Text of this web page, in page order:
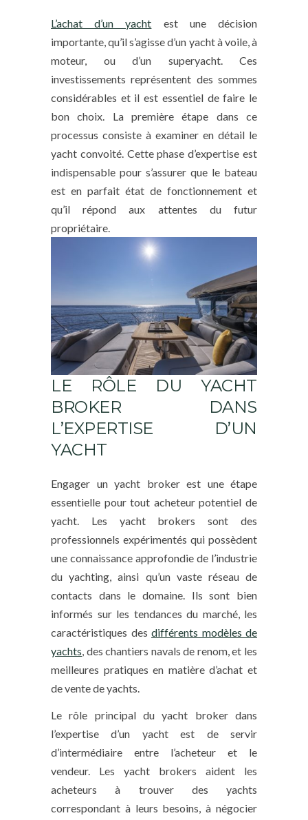
L’achat d’un yacht est une décision
importante, qu’il s’agisse d’un yacht à voile, à
moteur, ou d’un superyacht. Ces
investissements représentent des sommes
considérables et il est essentiel de faire le
bon choix. La première étape dans ce
processus consiste à examiner en détail le
yacht convoité. Cette phase d’expertise est
indispensable pour s’assurer que le bateau
est en parfait état de fonctionnement et
qu’il répond aux attentes du futur
propriétaire.
LE RÔLE DU YACHT
BROKER DANS
L’EXPERTISE D’UN
YACHT
Engager un yacht broker est une étape
essentielle pour tout acheteur potentiel de
yacht. Les yacht brokers sont des
professionnels expérimentés qui possèdent
une connaissance approfondie de l’industrie
du yachting, ainsi qu’un vaste réseau de
contacts dans le domaine. Ils sont bien
informés sur les tendances du marché, les
caractéristiques des différents modèles de
yachts , des chantiers navals de renom, et les
meilleures pratiques en matière d’achat et
de vente de yachts.
Le rôle principal du yacht broker dans
l’expertise d’un yacht est de servir
d’intermédiaire entre l’acheteur et le
vendeur. Les yacht brokers aident les
acheteurs à trouver des yachts
correspondant à leurs besoins, à négocier